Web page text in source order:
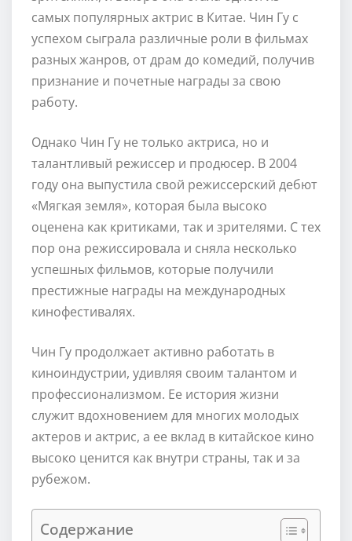
самых популярных актрис в Китае. Чин Гу с
успехом сыграла различные роли в фильмах
разных жанров, от драм до комедий, получив
признание и почетные награды за свою
работу.
Однако Чин Гу не только актриса, но и
талантливый режиссер и продюсер. В 2004
году она выпустила свой режиссерский дебют
«Мягкая земля», которая была высоко
оценена как критиками, так и зрителями. С тех
пор она режиссировала и сняла несколько
успешных фильмов, которые получили
престижные награды на международных
кинофестивалях.
Чин Гу продолжает активно работать в
киноиндустрии, удивляя своим талантом и
профессионализмом. Ее история жизни
служит вдохновением для многих молодых
актеров и актрис, а ее вклад в китайское кино
высоко ценится как внутри страны, так и за
рубежом.
Содержание